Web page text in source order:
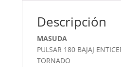
Descripción
MASUDA
PULSAR 180 BAJAJ
TORNADO